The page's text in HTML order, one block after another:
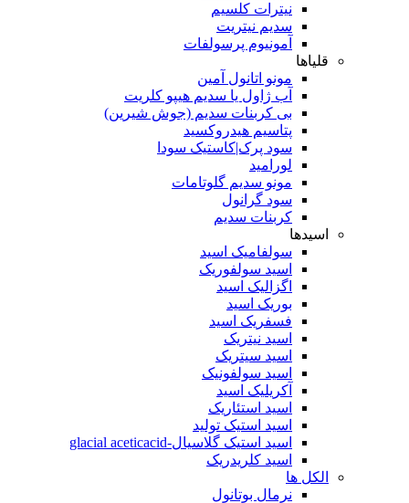
نیترات کلسیم
سدیم نیتریت
آمونیوم پرسولفات
قلیاها
مونو اتانول آمین
آب ژاول یا سدیم هیپو کلریت
بی کربنات سدیم (جوش شیرین)
پتاسیم هیدروکسید
سود پرک|کاستیک سودا
لورامید
مونو سدیم گلوتامات
سود گرانول
کربنات سدیم
اسیدها
سولفامیک اسید
اسید سولفوریک
اگزالیک اسید
بوریک اسید
فسفریک اسید
اسید نیتریک
اسید سیتریک
اسید سولفونیک
آکریلیک اسید
اسید استئاریک
اسید استیک تولید
اسید استیک گلاسیال-glacial aceticacid
اسید کلریدریک
الکل ها
نرمال بوتانول